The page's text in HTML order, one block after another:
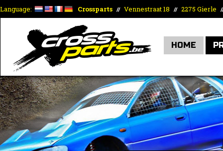
Language: Crossparts // Vennestraat 18 // 2275 Gierle
HOME